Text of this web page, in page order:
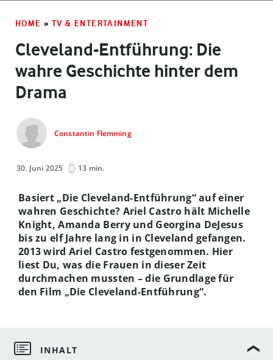
HOME » TV & ENTERTAINMENT
Cleveland-Entführung: Die
wahre Geschichte hinter dem
Drama
Constantin Flemming
30. Juni 2025 13 min.
Basiert „Die Cleveland-Entführung“ auf einer
wahren Geschichte? Ariel Castro hält Michelle
Knight, Amanda Berry und Georgina DeJesus
bis zu elf Jahre lang in in Cleveland gefangen.
2013 wird Ariel Castro festgenommen. Hier
liest Du, was die Frauen in dieser Zeit
durchmachen mussten – die Grundlage für
den Film „Die Cleveland-Entführung“.